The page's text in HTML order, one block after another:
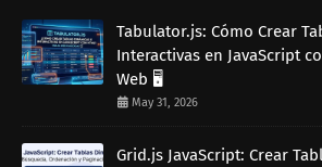
Tabulator.js: Cómo Crear
Interactivas en JavaScript
Web 🖥️
May 31, 2026
Grid.js JavaScript: Crear